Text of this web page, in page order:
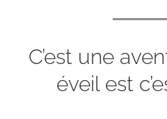
C’est une
éveil est